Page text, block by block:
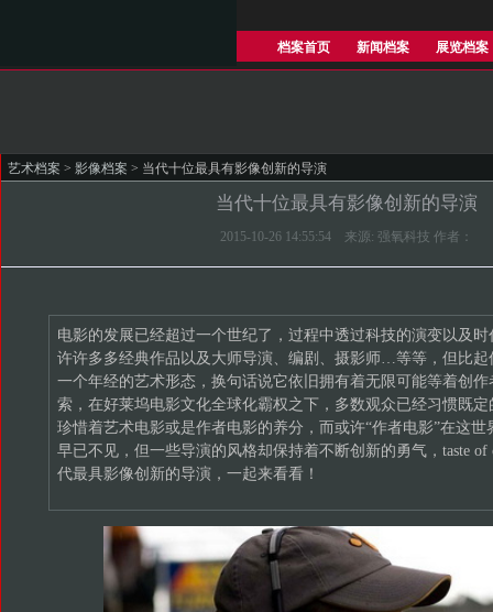
档案首页 新闻档案 展览档案
艺术档案 > 影像档案 > 当代十位最具有影像创新的导演
当代十位最具有影像创新的导演
2015-10-26 14:55:54 来源: 强氧科技 作者：
电影的发展已经超过一个世纪了，过程中透过科技的演变以及
许许多多经典作品以及大师导演、编剧、摄影师…等等，但比
一个年经的艺术形态，换句话说它依旧拥有着无限可能等着创
索，在好莱坞电影文化全球化霸权之下，多数观众已经习惯既
珍惜着艺术电影或是作者电影的养分，而或许“作者电影”在这
早已不见，但一些导演的风格却保持着不断创新的勇气，taste of
代最具影像创新的导演，一起来看看！